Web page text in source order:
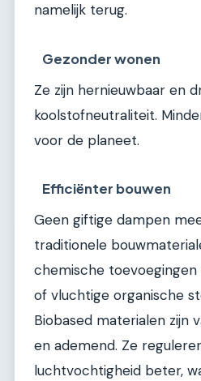
namelijk terug.
Gezonder wonen
Ze zijn hernieuwbaar en
koolstofneutraliteit.
voor de planeet.
Efficiënter bouwen
Geen giftige dampen
traditionele
chemische
of vluchtige organische
Biobased materialen zijn
en ademend. Ze
luchtvochtigheid beter,